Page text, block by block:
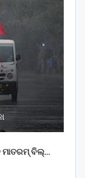
ମାତରମ୍‌ ବିଲ୍‌…